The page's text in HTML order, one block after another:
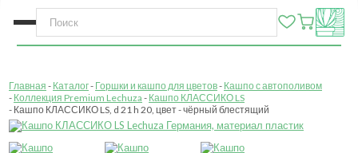
Главная Каталог Горшки и кашпо для цветов Кашпо с автополивом
Коллекция Premium Lechuza
Кашпо КЛАССИКО LS
Кашпо КЛАССИКО LS, d 21 h 20, цвет - чёрный блестящий